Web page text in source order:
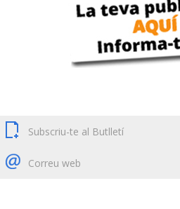
Subscriu-te al Butlletí
Correu web